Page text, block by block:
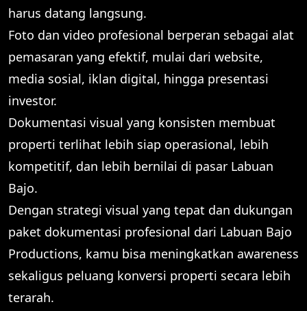
harus datang langsung.
Foto dan video profesional berperan sebagai alat
pemasaran yang efektif, mulai dari website,
media sosial, iklan digital, hingga presentasi
investor.
Dokumentasi visual yang konsisten membuat
properti terlihat lebih siap operasional, lebih
kompetitif, dan lebih bernilai di pasar Labuan
Bajo.
Dengan strategi visual yang tepat dan dukungan
paket dokumentasi profesional dari Labuan Bajo
Productions, kamu bisa meningkatkan awareness
sekaligus peluang konversi properti secara lebih
terarah.